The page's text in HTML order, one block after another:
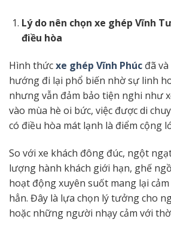
Lý do nên chọn xe ghép Vĩnh
điều hòa
Hình thứcxe ghép Vĩnh Phúc đã
hướng đi lại phổ biến nhờ sự linh
nhưng vẫn đảm bảo tiện nghi như
vào mùa hè oi bức, việc được di
có điều hòa mát lạnh là điểm cộng
So với xe khách đông đúc, ngột
lượng hành khách giới hạn, ghế
hoạt động xuyên suốt mang lại
hẳn. Đây là lựa chọn lý tưởng cho
hoặc những người nhạy cảm với